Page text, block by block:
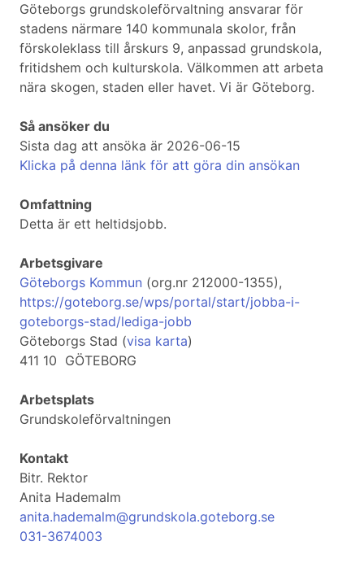
Göteborgs grundskoleförvaltning ansvarar för
stadens närmare 140 kommunala skolor, från
förskoleklass till årskurs 9, anpassad grundskola,
fritidshem och kulturskola. Välkommen att arbeta
nära skogen, staden eller havet. Vi är Göteborg.
Så ansöker du
Sista dag att ansöka är 2026-06-15
Klicka på denna länk för att göra din ansökan
Omfattning
Detta är ett heltidsjobb.
Arbetsgivare
Göteborgs Kommun (org.nr 212000-1355),
https://goteborg.se/wps/portal/start/jobba-i-
goteborgs-stad/lediga-jobb
Göteborgs Stad (visa karta)
411 10 GÖTEBORG
Arbetsplats
Grundskoleförvaltningen
Kontakt
Bitr. Rektor
Anita Hademalm
anita.hademalm@grundskola.goteborg.se
031-3674003